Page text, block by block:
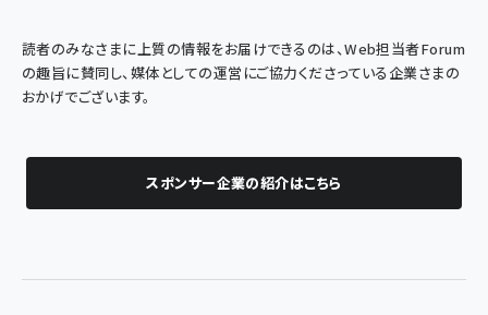
読者のみなさまに上質の情報をお届けできるのは、Web担当者Forum
の趣旨に賛同し、媒体としての運営にご協力くださっている企業さまの
おかげでございます。
スポンサー企業の紹介はこちら